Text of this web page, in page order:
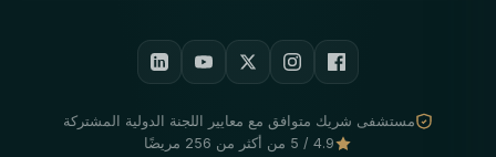
مستشفى شريك متوافق مع معايير اللجنة الدولية المشتركة
4.9 / 5 من أكثر من 256 مريضًا